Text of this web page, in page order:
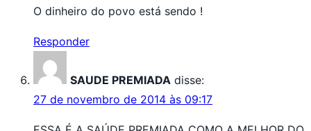
O dinheiro do povo está sendo !
Responder
SAUDE PREMIADA disse:
27 de novembro de 2014 às 09:17